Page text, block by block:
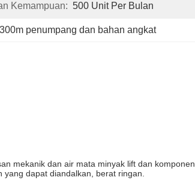
Kemampuan: 500 Unit Per Bulan
300m penumpang dan bahan angkat
mekanik dan air mata minyak lift dan komponen
dapat diandalkan, berat ringan.